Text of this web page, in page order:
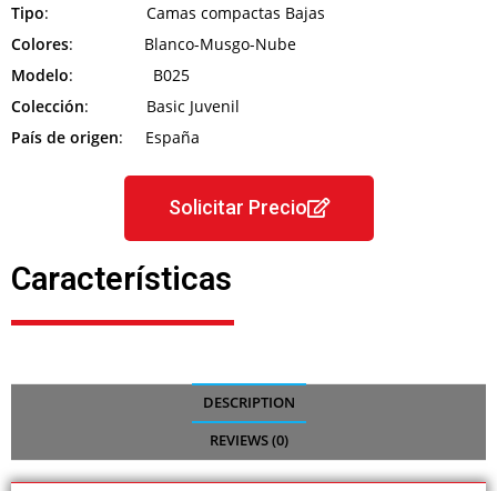
Tipo: Camas compactas Bajas
Colores: Blanco-Musgo-Nube
Modelo: B025
Colección: Basic Juvenil
País de origen: España
Solicitar Precio
Características
DESCRIPTION
REVIEWS (0)